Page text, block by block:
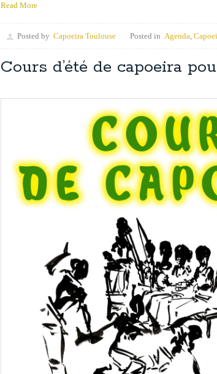
Read More
Posted by Capoeira Toulouse Posted in Agenda,
Cours d’été de capoeira